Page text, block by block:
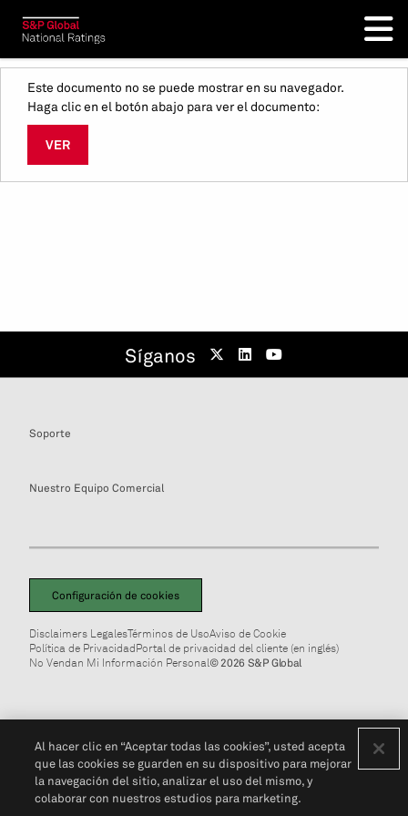
Este documento no se puede mostrar en su navegador.
Haga clic en el botón abajo para ver el documento:
VER
Síganos
Soporte
Nuestro Equipo Comercial
Configuración de cookies
Disclaimers LegalesTérminos de UsoAviso de Cookie
Política de PrivacidadPortal de privacidad del cliente (en inglés)
No Vendan Mi Información Personal© 2026 S&P Global
Al hacer clic en “Aceptar todas las cookies”, usted acepta
que las cookies se guarden en su dispositivo para mejorar
la navegación del sitio, analizar el uso del mismo, y
colaborar con nuestros estudios para marketing.